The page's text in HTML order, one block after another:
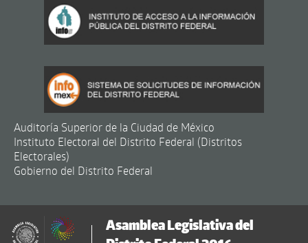
Auditoría Superior de la Ciudad de México
Instituto Electoral del Distrito Federal (Distritos
Electorales)
Gobierno del Distrito Federal
Asamblea Legislativa del